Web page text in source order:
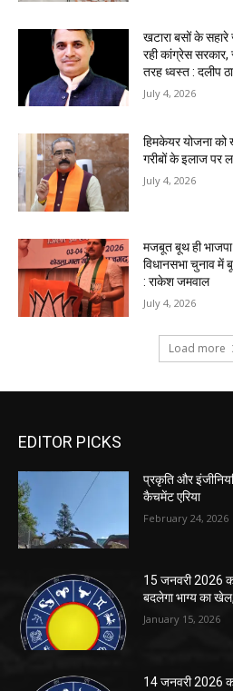
EDITOR PICKS
प्रकृति और
कैचमेंट एरिया
February 24, 2026
15 जनवरी 2026
बदलेगा भाग्य का
January 15, 2026
14 जनवरी 2026